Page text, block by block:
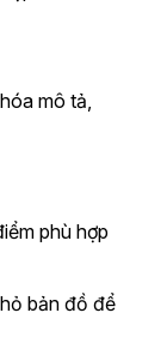
mô tả,
phù hợp
bản đồ để